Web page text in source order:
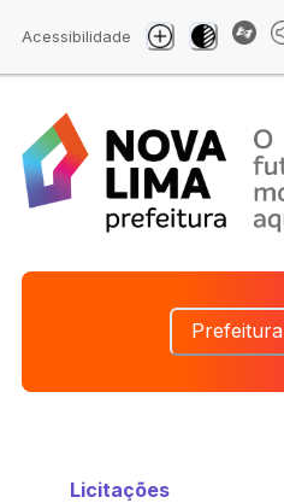
Acessibilidade
Prefeitura
Licitações